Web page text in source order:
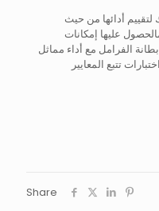
لتقييم أدائها من حيث
عليها إمكانات
الفرامل مع أداء مماثل
تتبع المعايير
Share